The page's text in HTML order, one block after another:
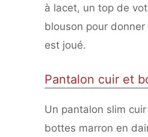
à lacet, un top de
blouson pour
est joué.
Pantalon cuir et
Un pantalon slim
bottes marron en